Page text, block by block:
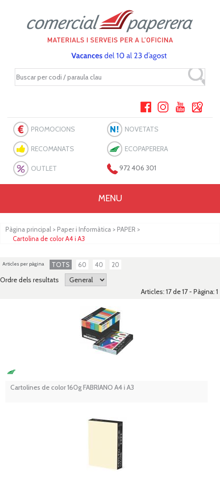
PROMOCIONS NOVETATS
RECOMANATS ECOPAPERERA
OUTLET 972 406 301
MENU
Pàgina principal > Paper i Informàtica > PAPER >
Cartolina de color A4 i A3
Articles per pàgina TOTS 60 40 20
Ordre dels resultats
Articles: 17 de 17 - Pàgina: 1
Cartolines de color 160g FABRIANO A4 i A3